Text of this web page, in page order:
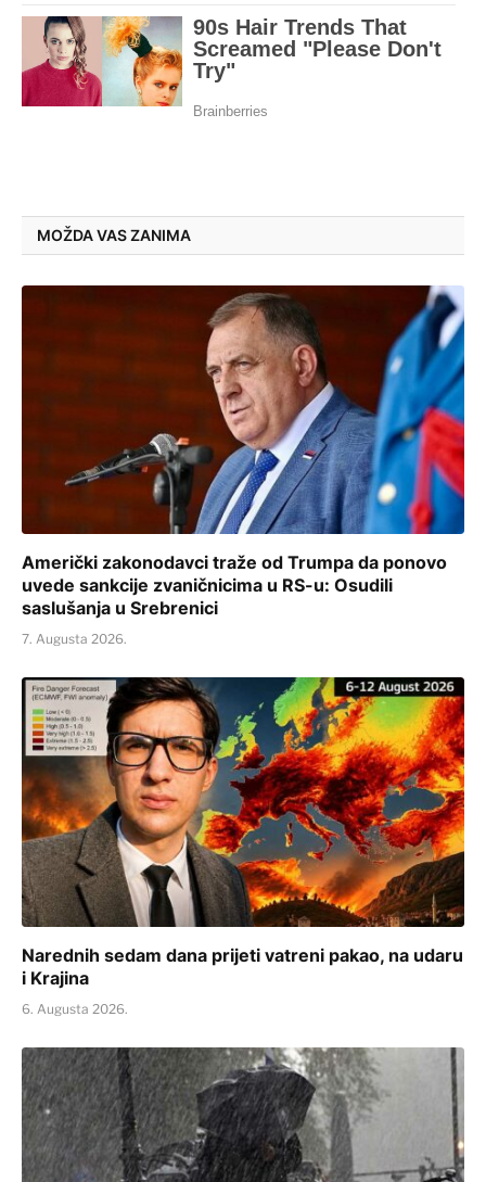
MOŽDA VAS ZANIMA
Američki zakonodavci traže od Trumpa da ponovo
uvede sankcije zvaničnicima u RS-u: Osudili
saslušanja u Srebrenici
7. Augusta 2026.
Narednih sedam dana prijeti vatreni pakao, na udaru
i Krajina
6. Augusta 2026.